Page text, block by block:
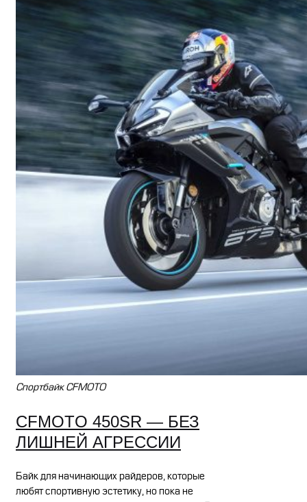
Спортбайк CFMOTO
CFMOTO 450SR — БЕЗ
ЛИШНЕЙ АГРЕССИИ
Байк для начинающих райдеров, которые
любят спортивную эстетику, но пока не